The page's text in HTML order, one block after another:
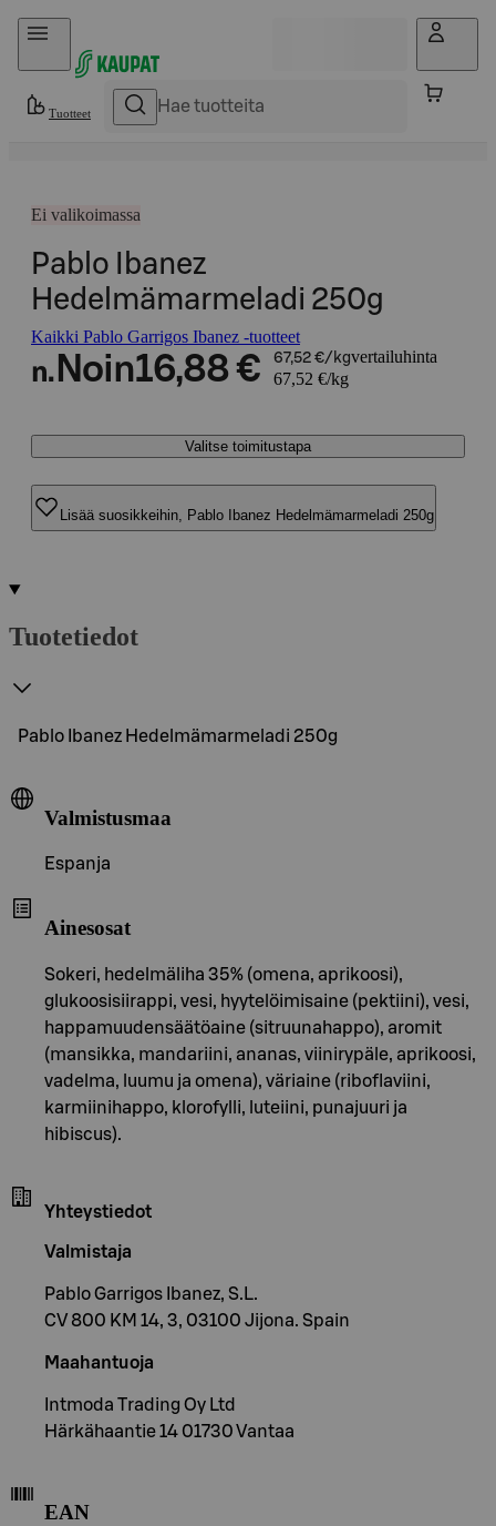
Hyppää sisältöön
Tuotteet
Ei valikoimassa
Pablo Ibanez
Hedelmämarmeladi 250g
Kaikki Pablo Garrigos Ibanez -tuotteet
n. Noin16,88 € 67,52 €/kgvertailuhinta
67,52 €/kg
Valitse toimitustapa
Lisää suosikkeihin, Pablo Ibanez Hedelmämarmeladi 250g
Tuotetiedot
Pablo Ibanez Hedelmämarmeladi 250g
Valmistusmaa
Espanja
Ainesosat
Sokeri, hedelmäliha 35% (omena, aprikoosi),
glukoosisiirappi, vesi, hyytelöimisaine (pektiini), vesi,
happamuudensäätöaine (sitruunahappo), aromit
(mansikka, mandariini, ananas, viinirypäle, aprikoosi,
vadelma, luumu ja omena), väriaine (riboflaviini,
karmiinihappo, klorofylli, luteiini, punajuuri ja
hibiscus).
Yhteystiedot
Valmistaja
Pablo Garrigos Ibanez, S.L.
CV 800 KM 14, 3, 03100 Jijona. Spain
Maahantuoja
Intmoda Trading Oy Ltd
Härkähaantie 14 01730 Vantaa
EAN